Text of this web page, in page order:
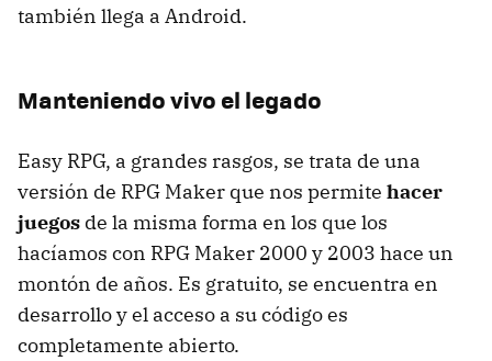
también llega a Android.
Manteniendo vivo el legado
Easy RPG, a grandes rasgos, se trata de una
versión de RPG Maker que nos permite hacer
juegos de la misma forma en los que los
hacíamos con RPG Maker 2000 y 2003 hace un
montón de años. Es gratuito, se encuentra en
desarrollo y el acceso a su código es
completamente abierto.